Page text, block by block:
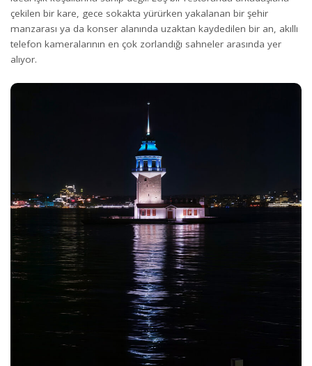
çekilen bir kare, gece sokakta yürürken yakalanan bir şehir
manzarası ya da konser alanında uzaktan kaydedilen bir an, akıllı
telefon kameralarının en çok zorlandığı sahneler arasında yer
alıyor.